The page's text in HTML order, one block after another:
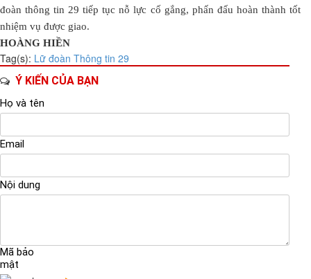
đoàn thông tin 29 tiếp tục nỗ lực cố gắng, phấn đấu hoàn thành tốt
nhiệm vụ được giao.
HOÀNG HIỀN
Tag(s): Lữ đoàn Thông tin 29
Ý KIẾN CỦA BẠN
Họ và tên
Email
Nội dung
Mã bảo
mật